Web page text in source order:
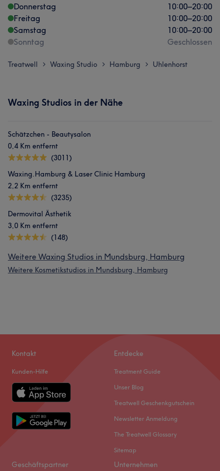
Donnerstag
10:00–20:00
Freitag
10:00–20:00
Samstag
10:00–20:00
Sonntag
Geschlossen
Treatwell > Waxing Studio > Hamburg > Uhlenhorst
Waxing Studios in der Nähe
Schätzchen - Beautysalon
0,4 Km entfernt
(3011)
Waxing.Hamburg & Laser Clinic Hamburg
2,2 Km entfernt
(3235)
Dermovital Ästhetik
3,0 Km entfernt
(148)
Weitere Waxing Studios in Mundsburg, Hamburg
Weitere Kosmetikstudios in Mundsburg, Hamburg
Kontakt
Kunden-Hilfe
Entdecke
Treatment Guide
Unser Blog
Treatwell Geschenkgutschein
Newsletter Anmeldung
The Treatwell Glossary
Sitemap
Geschäftspartner Unternehmen